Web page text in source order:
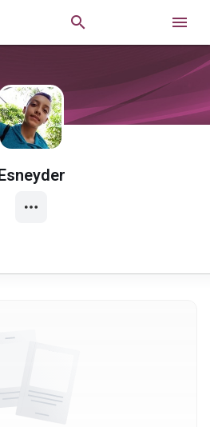
 